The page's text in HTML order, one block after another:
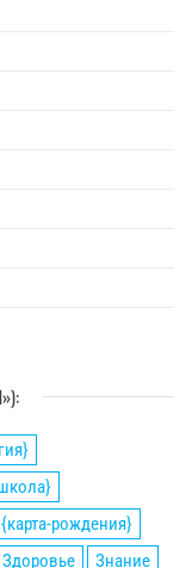
{карта-рождения}
Здоровье Знание